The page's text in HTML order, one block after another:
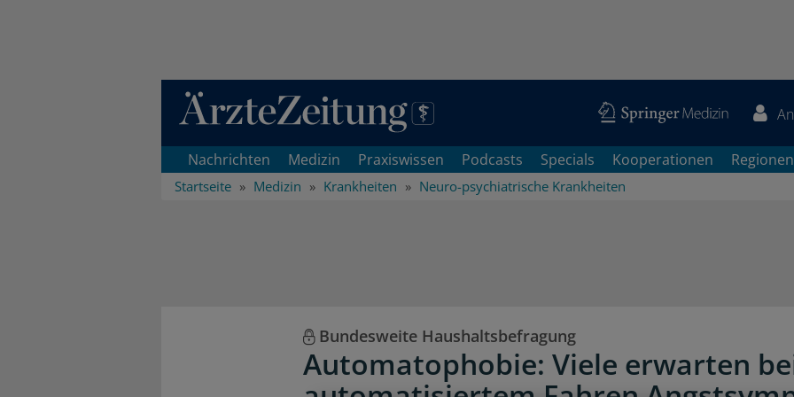
Direkt zum Inhaltsbereich
Nachrichten Medizin Praxiswissen Podcasts Specials Kooperationen Regionen
Startseite Medizin Krankheiten Neuro-psychiatrische Krankheiten
Bundesweite Haushaltsbefragung
Automatophobie: Viele erwarten